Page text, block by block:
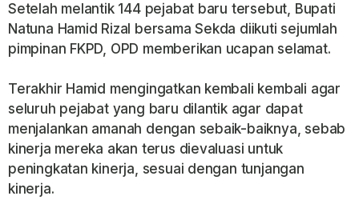
Setelah melantik 144 pejabat baru tersebut, Bupati
Natuna Hamid Rizal bersama Sekda diikuti sejumlah
pimpinan FKPD, OPD memberikan ucapan selamat.
Terakhir Hamid mengingatkan kembali kembali agar
seluruh pejabat yang baru dilantik agar dapat
menjalankan amanah dengan sebaik-baiknya, sebab
kinerja mereka akan terus dievaluasi untuk
peningkatan kinerja, sesuai dengan tunjangan
kinerja.